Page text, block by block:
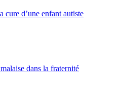
cure d’une enfant autiste
dans la fraternité